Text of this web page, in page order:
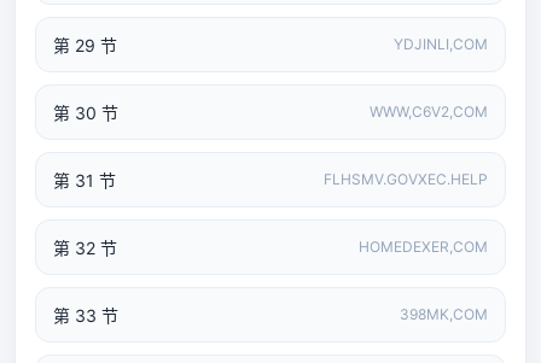
第 29 节 YDJINLI,COM
第 30 节 WWW,C6V2,COM
第 31 节 FLHSMV.GOVXEC.HELP
第 32 节 HOMEDEXER,COM
第 33 节 398MK,COM